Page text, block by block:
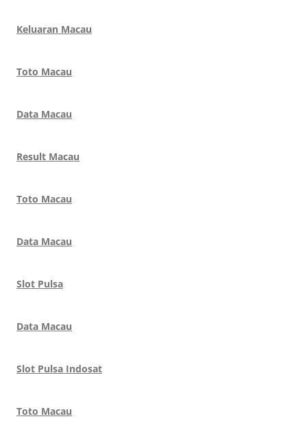
Keluaran Macau
Toto Macau
Data Macau
Result Macau
Toto Macau
Data Macau
Slot Pulsa
Data Macau
Slot Pulsa Indosat
Toto Macau